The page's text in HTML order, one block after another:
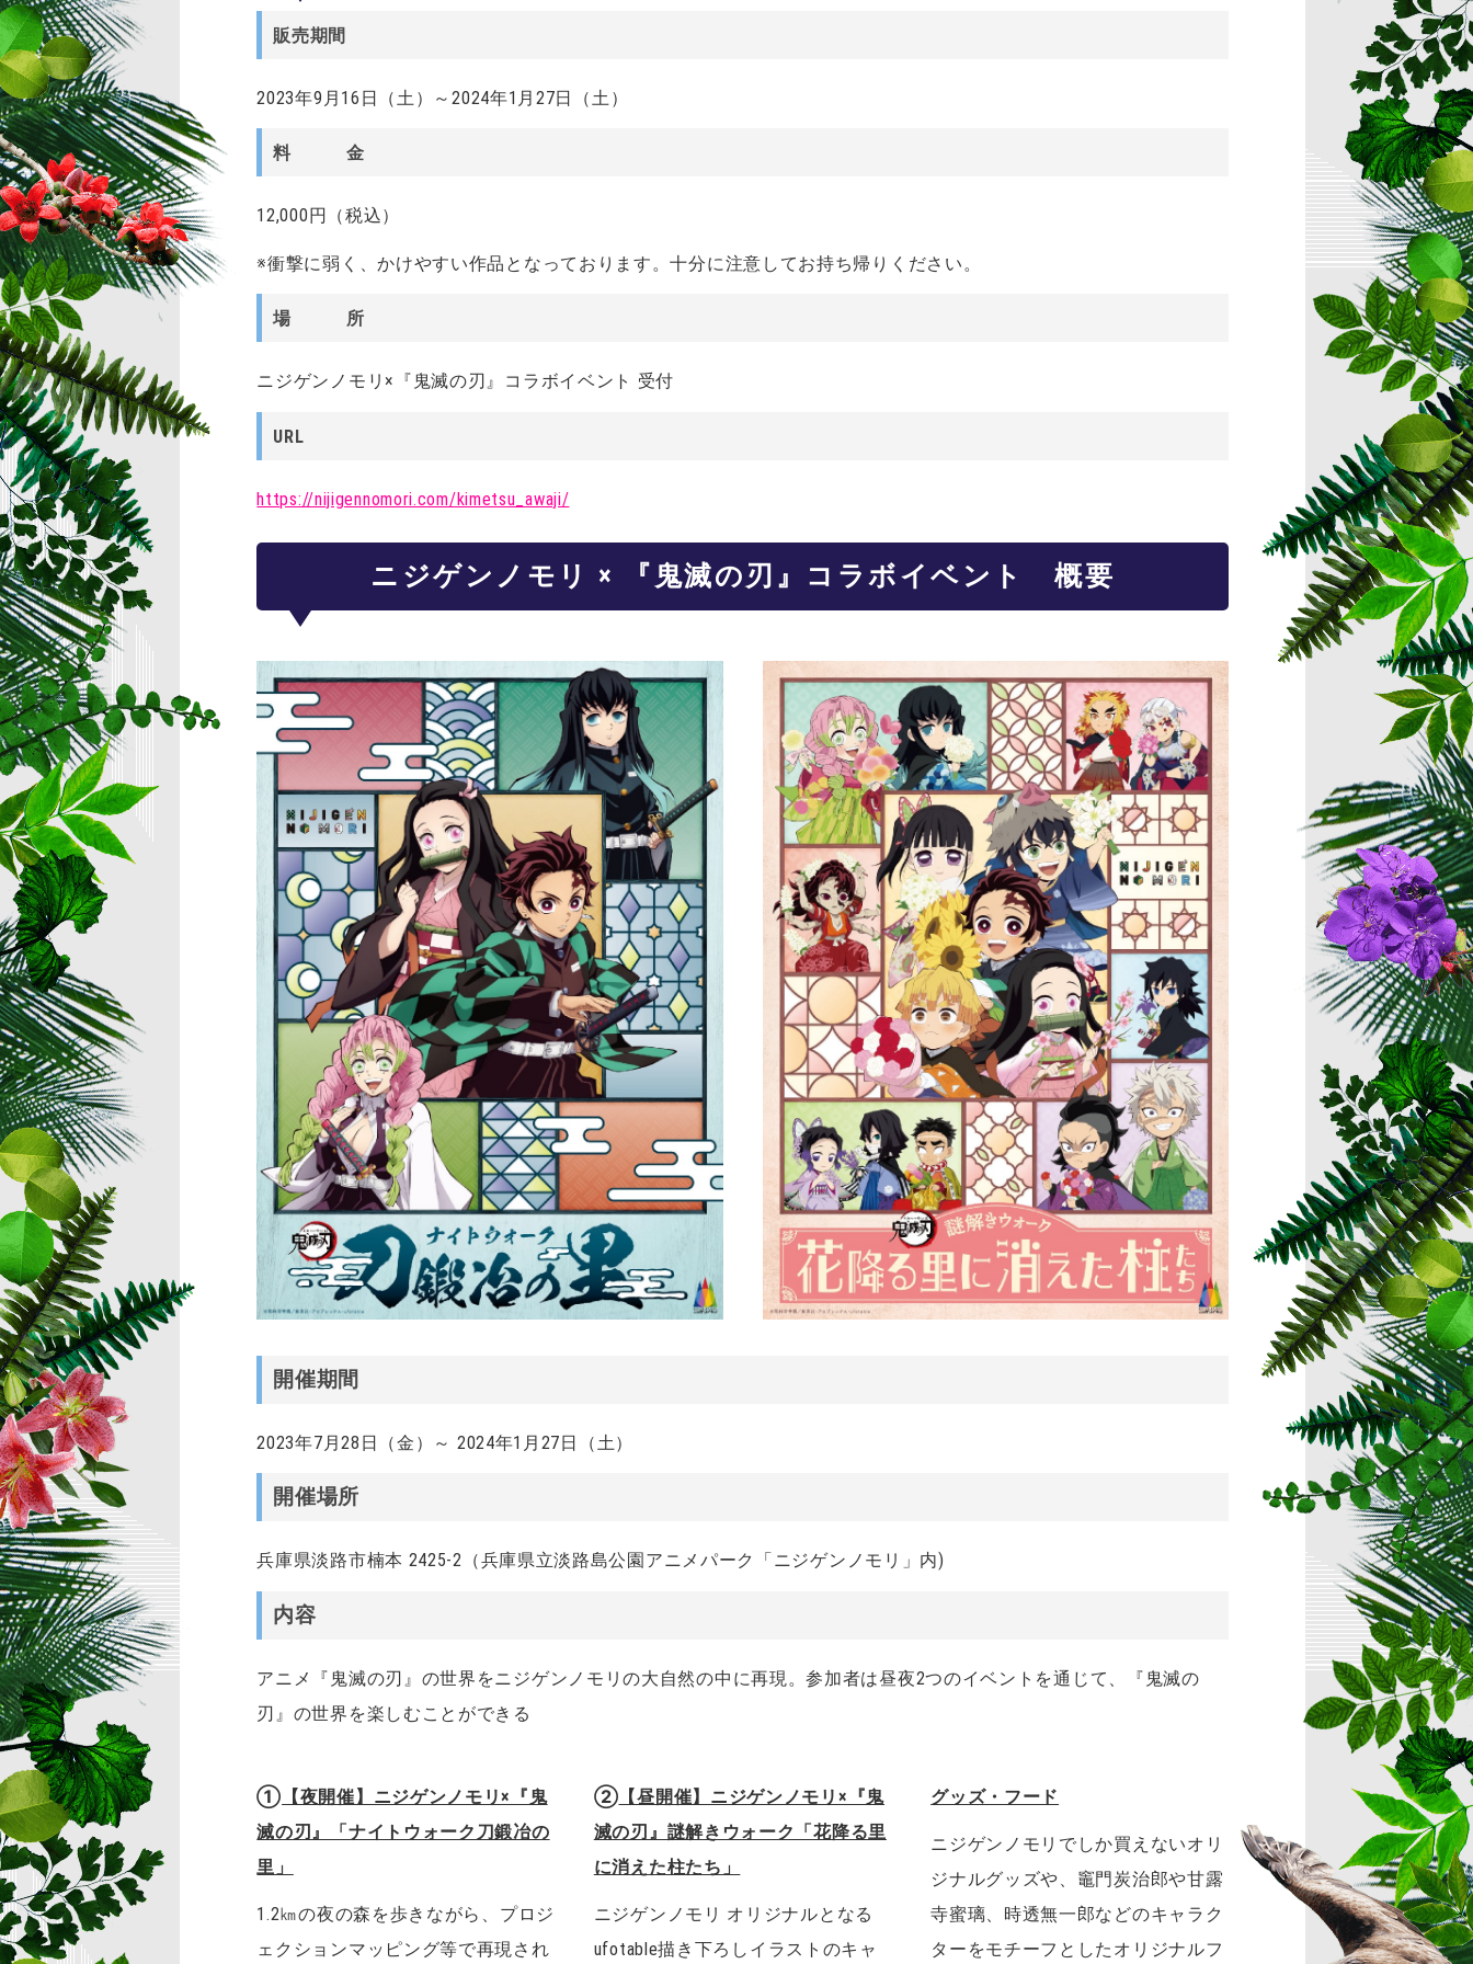
販売期間
2023年9月16日（土）～2024年1月27日（土）
料 金
12,000円（税込）
※衝撃に弱く、かけやすい作品となっております。十分に注意してお持ち帰りください。
場 所
ニジゲンノモリ×『鬼滅の刃』コラボイベント 受付
URL
https://nijigennomori.com/kimetsu_awaji/
ニジゲンノモリ × 『鬼滅の刃』コラボイベント 概要
開催期間
2023年7月28日（金）～ 2024年1月27日（土）
開催場所
兵庫県淡路市楠本 2425-2（兵庫県立淡路島公園アニメパーク「ニジゲンノモリ」内)
内容
アニメ『鬼滅の刃』の世界をニジゲンノモリの大自然の中に再現。参加者は昼夜2つのイベントを通じて、『鬼滅の
刃』の世界を楽しむことができる
① 【夜開催】ニジゲンノモリ×『鬼
滅の刃』「ナイトウォーク刀鍛冶の
里」
1.2㎞の夜の森を歩きながら、プロジ
ェクションマッピング等で再現され
② 【昼開催】ニジゲンノモリ×『鬼
滅の刃』謎解きウォーク「花降る里
に消えた柱たち」
ニジゲンノモリ オリジナルとなる
ufotable描き下ろしイラストのキャ
グッズ・フード
ニジゲンノモリでしか買えないオリ
ジナルグッズや、竈門炭治郎や甘露
寺蜜璃、時透無一郎などのキャラク
ターをモチーフとしたオリジナルフ